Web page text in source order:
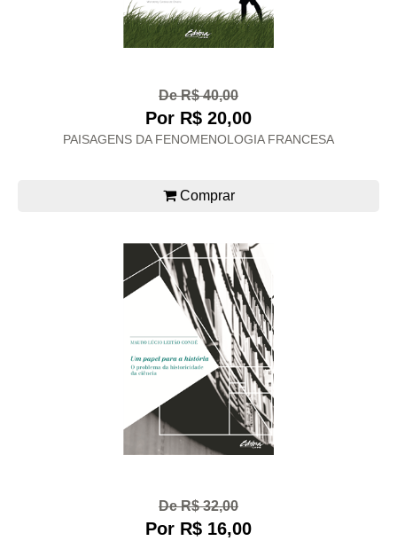
De R$ 40,00
Por R$ 20,00
PAISAGENS DA FENOMENOLOGIA FRANCESA
Comprar
De R$ 32,00
Por R$ 16,00